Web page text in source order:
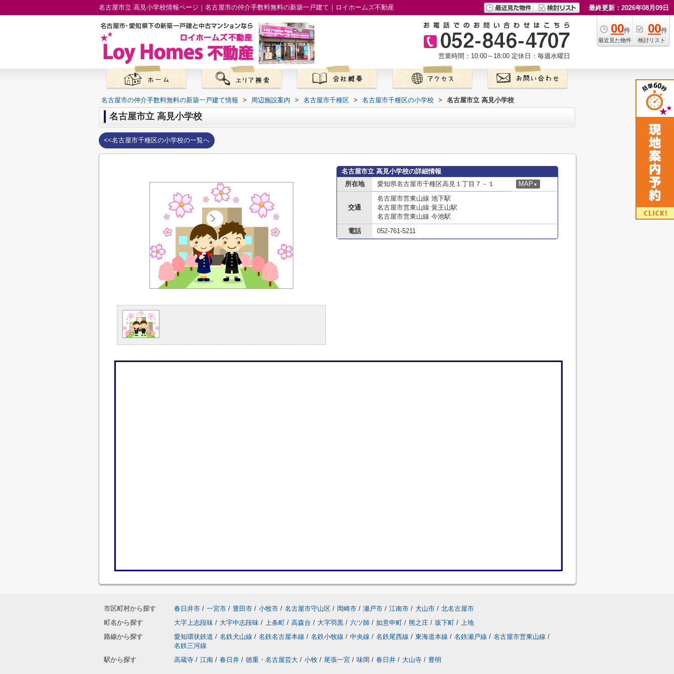
名古屋市立 高見小学校情報ページ｜名古屋市の仲介手数料無料の新築一戸建て｜ロイホームズ不動産 最終更新：2026年08月09日
00件
最近見た物件
00件
検討リスト
営業時間：10:00～18:00 定休日：毎週水曜日
名古屋市の仲介手数料無料の新築一戸建て情報 > 周辺施設案内 > 名古屋市千種区 > 名古屋市千種区の小学校 > 名古屋市立 高見小学校
名古屋市立 高見小学校
<<名古屋市千種区の小学校の一覧へ
名古屋市立 高見小学校の詳細情報
所在地
愛知県名古屋市千種区高見１丁目７－１ MAP ▼
交通
名古屋市営東山線 池下駅
名古屋市営東山線 覚王山駅
名古屋市営東山線 今池駅
電話
052-761-5211
市区町村から探す 春日井市 / 一宮市 / 豊田市 / 小牧市 / 名古屋市守山区 / 岡崎市 / 瀬戸市 / 江南市 / 犬山市 / 北名古屋市
町名から探す
大字上志段味 / 大字中志段味 / 上条町 / 高森台 / 大字羽黒 / 六ツ師 / 如意申町 / 熊之庄 / 坂下町 / 上地
路線から探す
愛知環状鉄道 / 名鉄犬山線 / 名鉄名古屋本線 / 名鉄小牧線 / 中央線 / 名鉄尾西線 / 東海道本線 / 名鉄瀬戸線 / 名古屋市営東山線 /
名鉄三河線
駅から探す
高蔵寺 / 江南 / 春日井 / 徳重・名古屋芸大 / 小牧 / 尾張一宮 / 味岡 / 春日井 / 大山寺 / 豊明